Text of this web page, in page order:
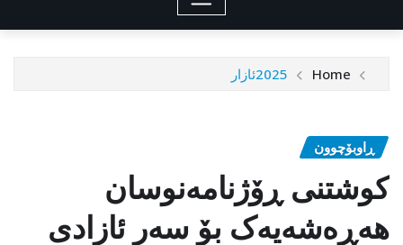
Home
2025ئازار
ڕاوبۆچوون
کوشتنی ڕۆژنامەنوسان
هەڕەشەیەک بۆ سەر ئازادی